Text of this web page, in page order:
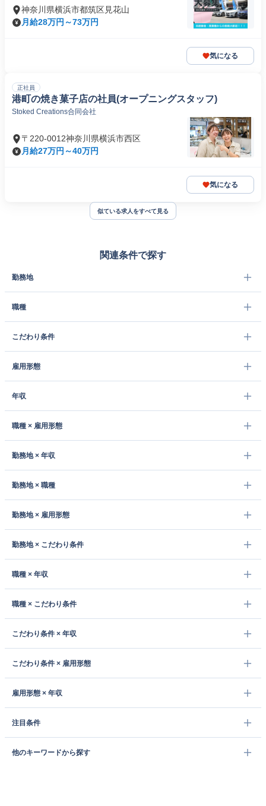
神奈川県横浜市都筑区見花山
月給28万円～73万円
気になる
正社員
港町の焼き菓子店の社員(オープニングスタッフ)
Stoked Creations合同会社
〒220-0012神奈川県横浜市西区
月給27万円～40万円
気になる
似ている求人をすべて見る
関連条件で探す
勤務地
職種
こだわり条件
雇用形態
年収
職種 × 雇用形態
勤務地 × 年収
勤務地 × 職種
勤務地 × 雇用形態
勤務地 × こだわり条件
職種 × 年収
職種 × こだわり条件
こだわり条件 × 年収
こだわり条件 × 雇用形態
雇用形態 × 年収
注目条件
他のキーワードから探す